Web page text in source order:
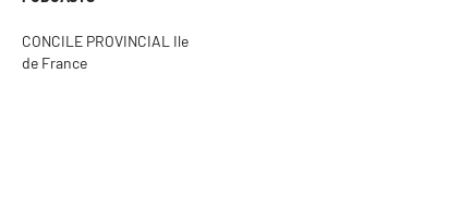
CONCILE PROVINCIAL Ile
de France